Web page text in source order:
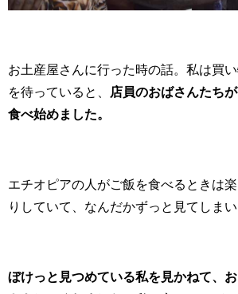
お土産屋さんに行った時の話。私は買
を待っていると、
店員のおばさんたち
食べ始めました。
エチオピアの人がご飯を食べるときは
りしていて、なんだかずっと見てしまい
ぼけっと見つめている私を見かねて、